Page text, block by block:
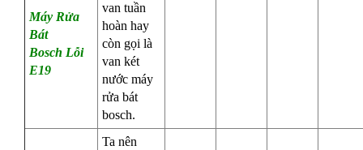
Máy Rửa
Bát
Bosch Lỗi
E19
van tuần
hoàn hay
còn gọi là
van két
nước máy
rửa bát
bosch.
Ta nên